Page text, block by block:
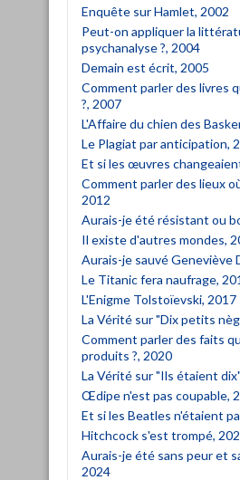
Enquête sur Hamlet, 2002
Peut-on appliquer la
psychanalyse ?, 2004
Demain est écrit, 2005
Comment parler des livres
?, 2007
L'Affaire du chien des
Le Plagiat par anticipation,
Et si les œuvres
Comment parler des lieux
2012
Aurais-je été résistant ou
Il existe d'autres mondes,
Aurais-je sauvé Geneviève
Le Titanic fera naufrage,
L'Enigme Tolstoïevski, 2017
La Vérité sur "Dix petits
Comment parler des faits
produits ?, 2020
La Vérité sur "Ils étaient
Œdipe n'est pas coupable,
Et si les Beatles n'étaient
Hitchcock s'est trompé,
Aurais-je été sans peur et
2024